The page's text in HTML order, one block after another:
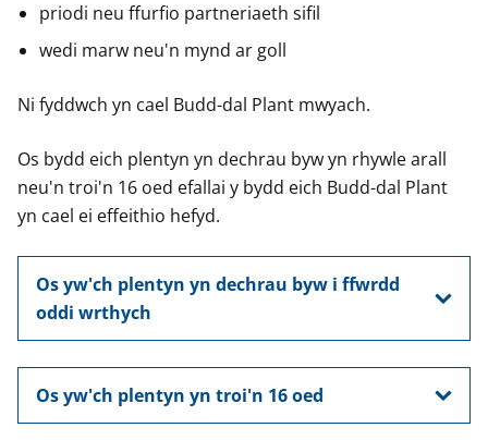
priodi neu ffurfio partneriaeth sifil
wedi marw neu'n mynd ar goll
Ni fyddwch yn cael Budd-dal Plant mwyach.
Os bydd eich plentyn yn dechrau byw yn rhywle arall
neu'n troi'n 16 oed efallai y bydd eich Budd-dal Plant
yn cael ei effeithio hefyd.
Os yw'ch plentyn yn dechrau byw i ffwrdd
oddi wrthych
Os yw'ch plentyn yn troi'n 16 oed